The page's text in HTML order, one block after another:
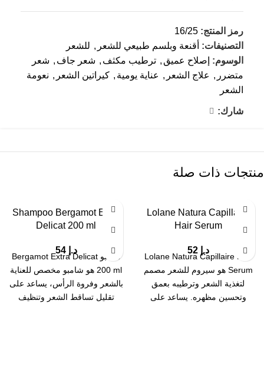
رمز المنتج: 16/25
التصنيفات: أقنعة وبلسم طبيعي للشعر , للشعر
الوسوم: إصلاح عميق , ترطيب مكثف , شعر جاف , شعر
متضرر , علاج الشعر , عناية يومية , كيراتين الشعر , نعومة
الشعر
شارك:
منتجات ذات صلة
Lolane Natura Capillaire
Hair Serum
د.إ 52
Lolane Natura Capillaire Hair
Serum هو سيروم للشعر مصمم
لتغذية الشعر وترطيبه بعمق
وتحسين مظهره. يساعد على
Shampoo Bergamot Extra
Delicat 200 ml
د.إ 54
شامبو Bergamot Extra Delicat
200 ml هو شامبو مخصص للعناية
بالشعر وفروة الرأس، يساعد على
تقليل تساقط الشعر وتنظيف